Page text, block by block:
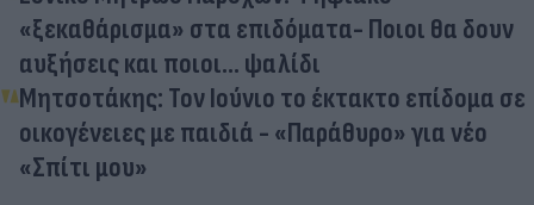
«ξεκαθάρισμα» στα επιδόματα- Ποιοι θα δουν
αυξήσεις και ποιοι… ψαλίδι
Μητσοτάκης: Τον Ιούνιο το έκτακτο επίδομα σε
οικογένειες με παιδιά - «Παράθυρο» για νέο
«Σπίτι μου»